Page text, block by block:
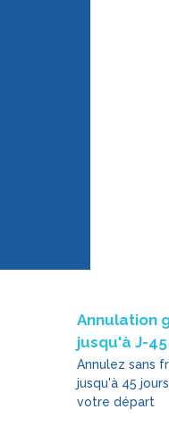
Annulation
jusqu'à J-45
Annulez sans
jusqu'à 45
votre départ